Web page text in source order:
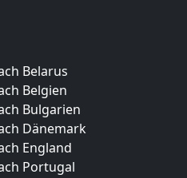
Belarus
Belgien
Bulgarien
Dänemark
England
Portugal